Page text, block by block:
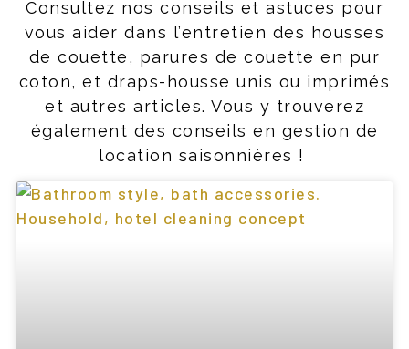
Consultez nos conseils et astuces pour
vous aider dans l’entretien des housses
de couette, parures de couette en pur
coton, et draps-housse unis ou imprimés
et autres articles. Vous y trouverez
également des conseils en gestion de
location saisonnières !